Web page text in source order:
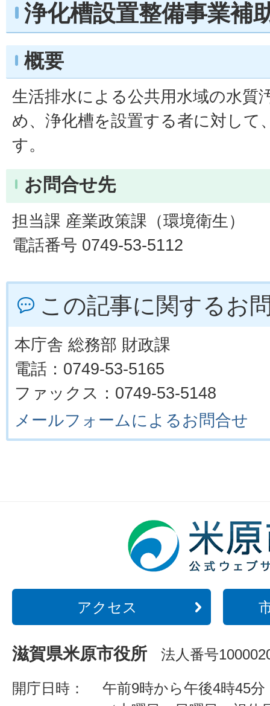
浄化槽設置整備事業補
概要
生活排水による公共用水域の水質
め、浄化槽を設置する者に対して
す。
お問合せ先
担当課 産業政策課（環境衛生）
電話番号 0749-53-5112
この記事に関するお
本庁舎 総務部 財政課
電話：0749-53-5165
ファックス：0749-53-5148
メールフォームによるお問合せ
アクセス
滋賀県米原市役所 法人番号
開庁日時：
午前9時から午後4時45分